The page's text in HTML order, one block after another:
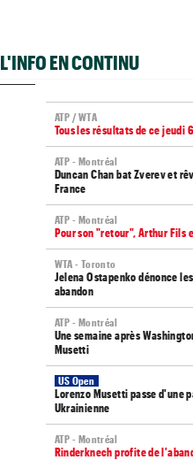
L'INFO EN CONTINU
ATP / WTA
Tous les résultats de ce jeudi
ATP - Montréal
Duncan Chan bat Zverev et
France
ATP - Montréal
Pour son "retour", Arthur Fils
WTA - Toronto
Jelena Ostapenko dénonce
abandon
ATP - Montréal
Une semaine après
Musetti
US Open
Lorenzo Musetti passe d'une
Ukrainienne
ATP - Montréal
Rinderknech profite de